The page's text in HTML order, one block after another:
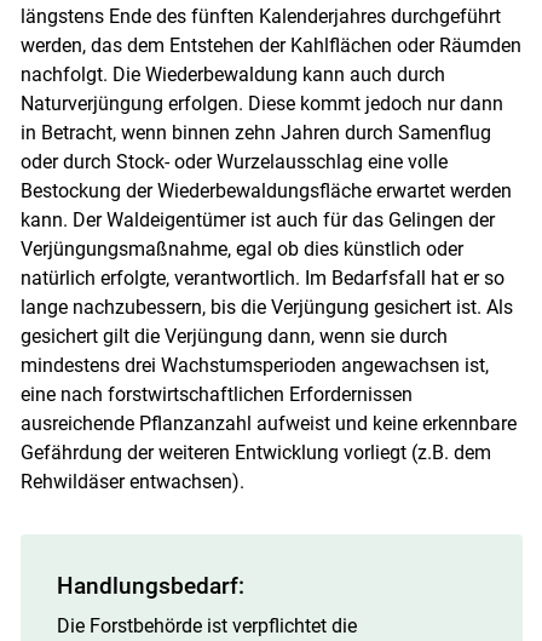
Skip to main content
längstens Ende des fünften Kalenderjahres durchgeführt
werden, das dem Entstehen der Kahlflächen oder Räumden
nachfolgt. Die Wiederbewaldung kann auch durch
Naturverjüngung erfolgen. Diese kommt jedoch nur dann
in Betracht, wenn binnen zehn Jahren durch Samenflug
oder durch Stock- oder Wurzelausschlag eine volle
Bestockung der Wiederbewaldungsfläche erwartet werden
kann. Der Waldeigentümer ist auch für das Gelingen der
Verjüngungsmaßnahme, egal ob dies künstlich oder
natürlich erfolgte, verantwortlich. Im Bedarfsfall hat er so
lange nachzubessern, bis die Verjüngung gesichert ist. Als
gesichert gilt die Verjüngung dann, wenn sie durch
mindestens drei Wachstumsperioden angewachsen ist,
eine nach forstwirtschaftlichen Erfordernissen
ausreichende Pflanzanzahl aufweist und keine erkennbare
Gefährdung der weiteren Entwicklung vorliegt (z.B. dem
Rehwildäser entwachsen).
Handlungsbedarf:
Die Forstbehörde ist verpflichtet die